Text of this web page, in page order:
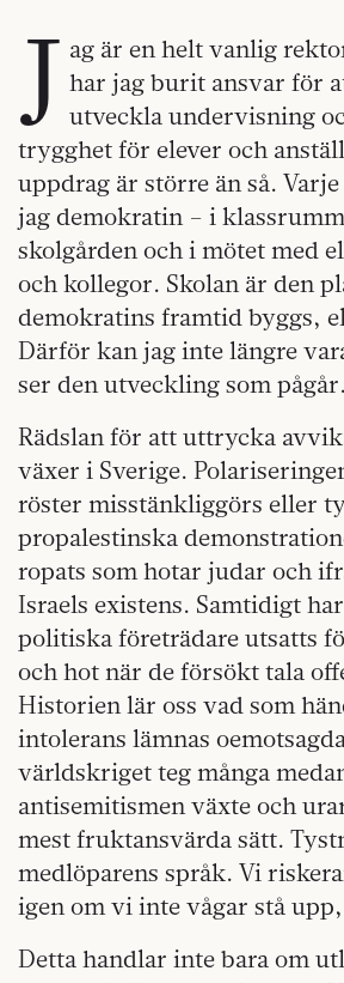
J ag är en helt vanlig
har jag burit ansvar för
utveckla undervisning
trygghet för elever och
uppdrag är större än så.
jag demokratin – i
skolgården och i mötet med
och kollegor. Skolan är den
demokratins framtid byggs,
Därför kan jag inte längre
ser den utveckling som pågår.
Rädslan för att uttrycka
växer i Sverige.
röster misstänkliggörs eller
propalestinska
ropats som hotar judar och
Israels existens. Samtidigt
politiska företrädare utsatts
och hot när de försökt tala
Historien lär oss vad som
intolerans lämnas
världskriget teg många
antisemitismen växte och
mest fruktansvärda sätt.
medlöparens språk. Vi
igen om vi inte vågar stå
Detta handlar inte bara om